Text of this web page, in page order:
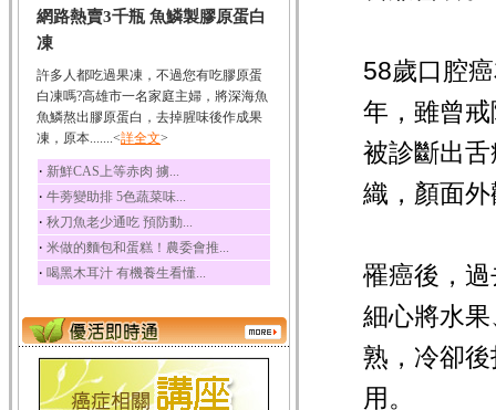
網路熱賣3千瓶 魚鱗製膠原蛋白
凍
許多人都吃過果凍，不過您有吃膠原蛋
白凍嗎?高雄市一名家庭主婦，將深海魚
魚鱗熬出膠原蛋白，去掉腥味後作成果
凍，原本.......<詳全文>
‧ 新鮮CAS上等赤肉 擄...
‧ 牛蒡變助排 5色蔬菜味...
‧ 秋刀魚老少通吃 預防動...
‧ 米做的麵包和蛋糕！農委會推...
‧ 喝黑木耳汁 有機養生看懂...
58歲口腔
年，雖曾
被診斷出
織，顏面
罹癌後，
細心將水
熟，冷卻
用。